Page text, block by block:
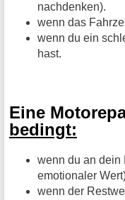
nachdenken).
wenn das
wenn du ein
hast.
Eine
bedingt:
wenn du an dein
emotionaler
wenn der